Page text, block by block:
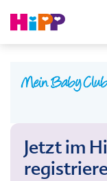
Jetzt im